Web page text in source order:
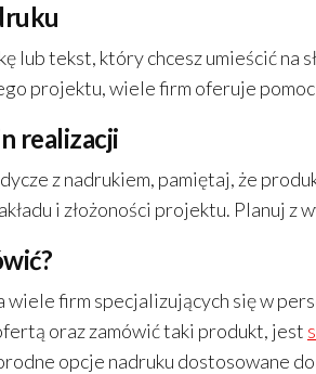
lub tekst, który chcesz umieścić na
projektu, wiele firm oferuje
realizacji
z nadrukiem, pamiętaj, że
i złożoności projektu. Planuj
wiele firm specjalizujących się w
oraz zamówić taki produkt, jest
opcje nadruku dostosowane